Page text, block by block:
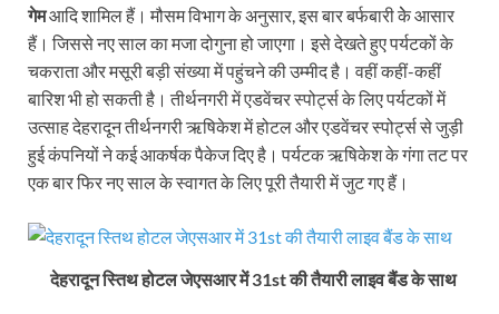
गेमआदि शामिल हैं। मौसम विभाग के अनुसार, इस बार बर्फबारी केे आसार
हैं। जिससे नए साल का मजा दोगुना हो जाएगा। इसे देखते हुए पर्यटकों के
चकराता और मसूरी बड़ी संख्या में पहुंचने की उम्मीद है। वहीं कहीं-कहीं
बारिश भी हो सकती है। तीर्थनगरी में एडवेंचर स्पोर्ट्स के लिए पर्यटकों में
उत्साह देहरादून तीर्थनगरी ऋषिकेश में होटल और एडवेंचर स्पोर्ट्स से जुड़ी
हुई कंपनियों ने कई आकर्षक पैकेज दिए है। पर्यटक ऋषिकेश के गंगा तट पर
एक बार फिर नए साल के स्वागत के लिए पूरी तैयारी में जुट गए हैं।
देहरादून स्तिथ होटल जेएसआर में 31st की तैयारी लाइव बैंड के साथ